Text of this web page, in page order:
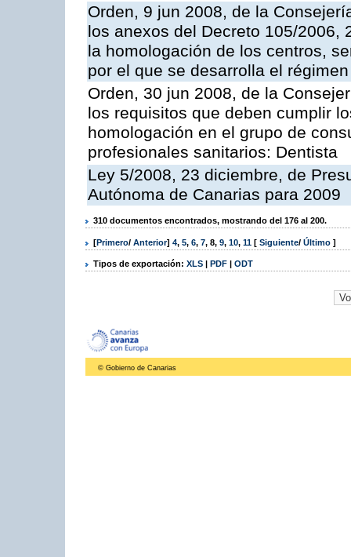
Orden, 9 jun 2008, de la
los anexos del Decreto 105/2006,
la homologación de los centros,
por el que se desarrolla el
Orden, 30 jun 2008, de la
los requisitos que deben cumplir
homologación en el grupo de
profesionales sanitarios: Dentista
Ley 5/2008, 23 diciembre, de
Autónoma de Canarias para 2009
310 documentos encontrados, mostrando del 176 al 200.
[Primero/ Anterior] 4, 5, 6, 7, 8, 9, 10, 11 [ Siguiente/ Último ]
Tipos de exportación: XLS | PDF | ODT
© Gobierno de Canarias